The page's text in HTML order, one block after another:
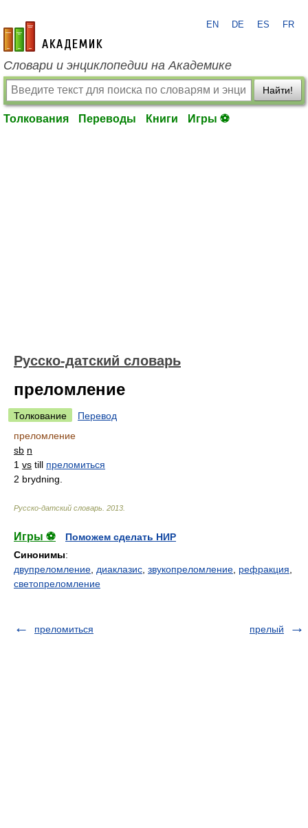
academic.ru
EN DE ES FR
Словари и энциклопедии на Академике
Найти!
Толкования Переводы Книги Игры ⚽
Русско-датский словарь
преломление
Толкование
Перевод
преломление
sb n
1 vs till преломиться
2 brydning.
Русско-датский словарь 2013
Игры ⚽
Поможем сделать НИР
Синонимы:
двупреломление диаклазис звукопреломление рефракция
светопреломление
преломиться прелый